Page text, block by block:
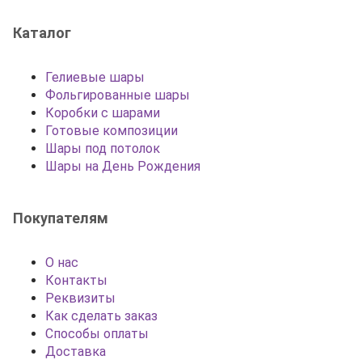
Каталог
Гелиевые шары
Фольгированные шары
Коробки с шарами
Готовые композиции
Шары под потолок
Шары на День Рождения
Покупателям
О нас
Контакты
Реквизиты
Как сделать заказ
Способы оплаты
Доставка